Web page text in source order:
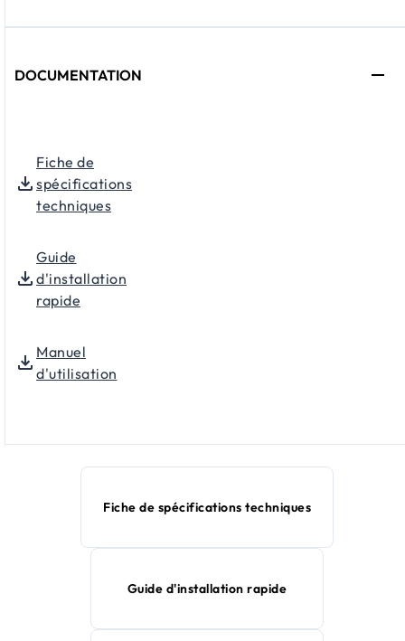
DOCUMENTATION
Fiche de
spécifications
techniques
Guide
d'installation
rapide
Manuel
d'utilisation
Fiche de spécifications techniques
Guide d'installation rapide